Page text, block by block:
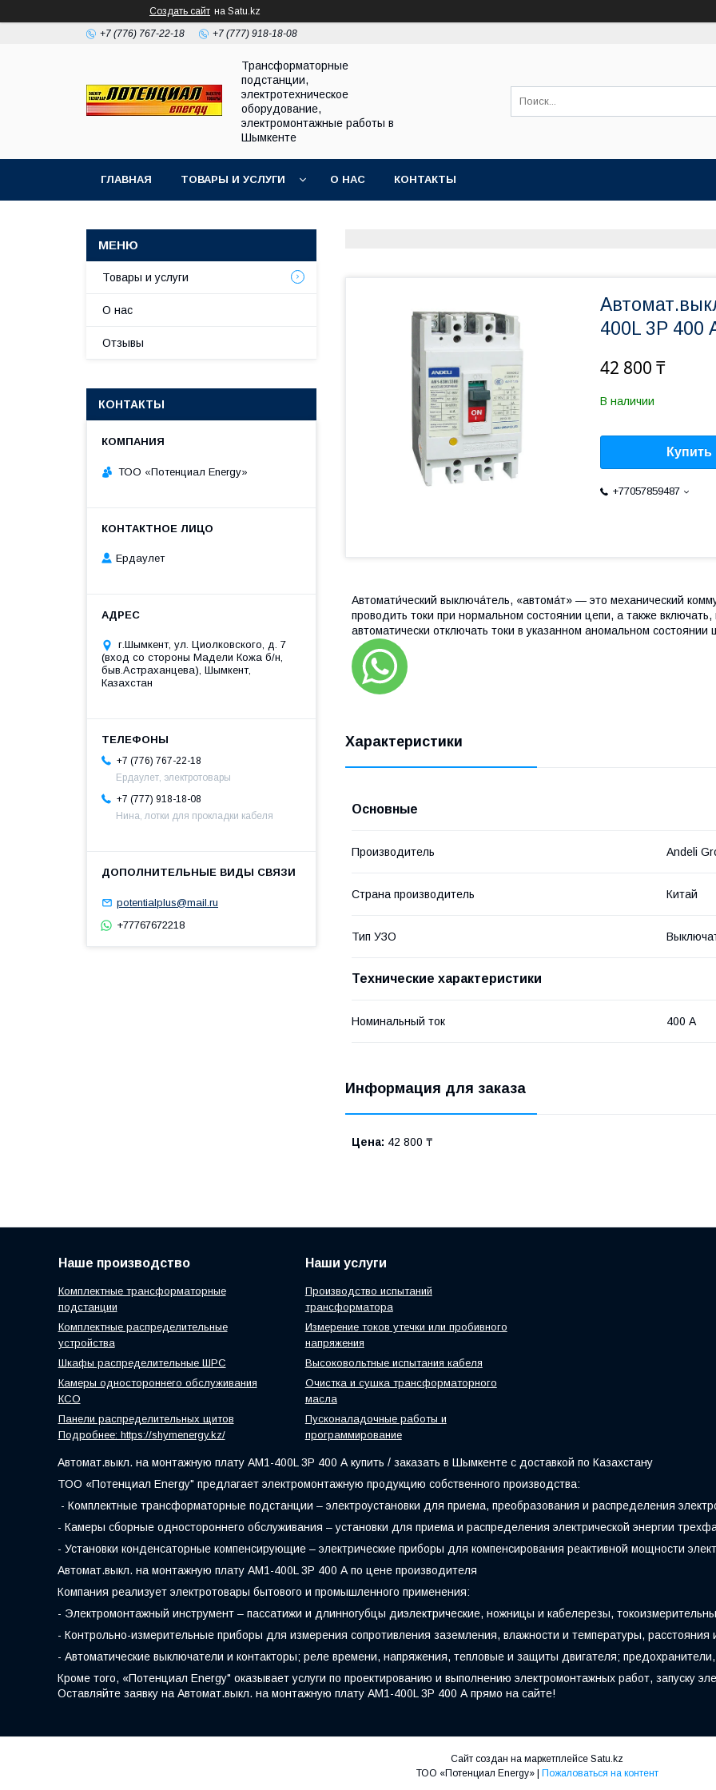
Создать сайт на Satu.kz
+7 (776) 767-22-18 +7 (777) 918-18-08
Трансформаторные
подстанции,
электротехническое
оборудование,
электромонтажные работы в
Шымкенте
ГЛАВНАЯ ТОВАРЫ И УСЛУГИ О НАС КОНТАКТЫ
400L 3Р 400
42 800 ₸
В наличии
Купить
+77057859487
Автомати́ческий выключа́тель, «автома́т» — это механический
проводить токи при нормальном состоянии цепи, а также
автоматически отключать токи в указанном аномальном состоянии
Характеристики
Основные
Производитель Andeli
Страна производитель Китай
Тип УЗО
Технические характеристики
Номинальный ток 400 А
Информация для заказа
Цена: 42 800 ₸
Товары и услуги
О нас
Отзывы
КОНТАКТЫ
ТОО «‎Потенциал Energy»‎
Ердаулет
г.Шымкент, ул. Циолковского, д. 7
(вход со стороны Мадели Кожа б/н,
быв.Астраханцева), Шымкент,
Казахстан
+7 (776) 767-22-18
Ердаулет, электротовары
+7 (777) 918-18-08
Нина, лотки для прокладки кабеля
potentialplus@mail.ru
+77767672218
Наше производство
Комплектные трансформаторные
подстанции
Комплектные распределительные
устройства
Шкафы распределительные ШРС
Камеры одностороннего обслуживания
КСО
Панели распределительных щитов
Подробнее: https://shymenergy.kz/
Наши услуги
Производство испытаний
трансформатора
Измерение токов утечки или пробивного
напряжения
Высоковольтные испытания кабеля
Очистка и сушка трансформаторного
масла
Пусконаладочные работы и
программирование
Автомат.выкл. на монтажную плату АМ1-400L 3Р 400 А купить / заказать в Шымкенте с доставкой по Казахстану
ТОО «Потенциал Energy" предлагает электромонтажную продукцию собственного производства:
- Комплектные трансформаторные подстанции – электроустановки для приема, преобразования и распределения
- Камеры сборные одностороннего обслуживания – установки для приема и распределения электрической энергии
- Установки конденсаторные компенсирующие – электрические приборы для компенсирования реактивной мощности
Автомат.выкл. на монтажную плату АМ1-400L 3Р 400 А по цене производителя
Компания реализует электротовары бытового и промышленного применения:
- Электромонтажный инструмент – пассатижи и длинногубцы диэлектрические, ножницы и кабелерезы,
- Контрольно-измерительные приборы для измерения сопротивления заземления, влажности и температуры,
- Автоматические выключатели и контакторы; реле времени, напряжения, тепловые и защиты двигателя;
Кроме того, «Потенциал Energy" оказывает услуги по проектированию и выполнению электромонтажных работ, запуску
Оставляйте заявку на Автомат.выкл. на монтажную плату АМ1-400L 3Р 400 А прямо на сайте!
Сайт создан на маркетплейсе Satu.kz
Пожаловаться на контент